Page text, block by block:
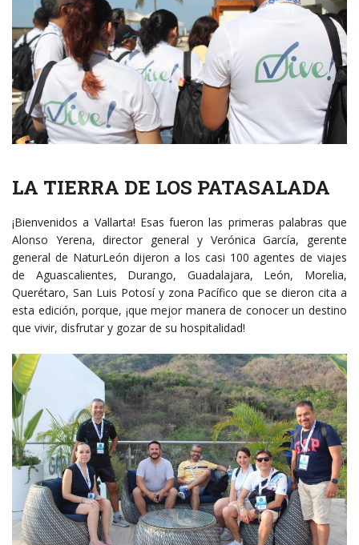
LA TIERRA DE LOS PATASALADA
¡Bienvenidos a Vallarta! Esas fueron las primeras palabras que
Alonso Yerena, director general y Verónica García, gerente
general de NaturLeón dijeron a los casi 100 agentes de viajes
de Aguascalientes, Durango, Guadalajara, León, Morelia,
Querétaro, San Luis Potosí y zona Pacífico que se dieron cita a
esta edición, porque, ¡que mejor manera de conocer un destino
que vivir, disfrutar y gozar de su hospitalidad!